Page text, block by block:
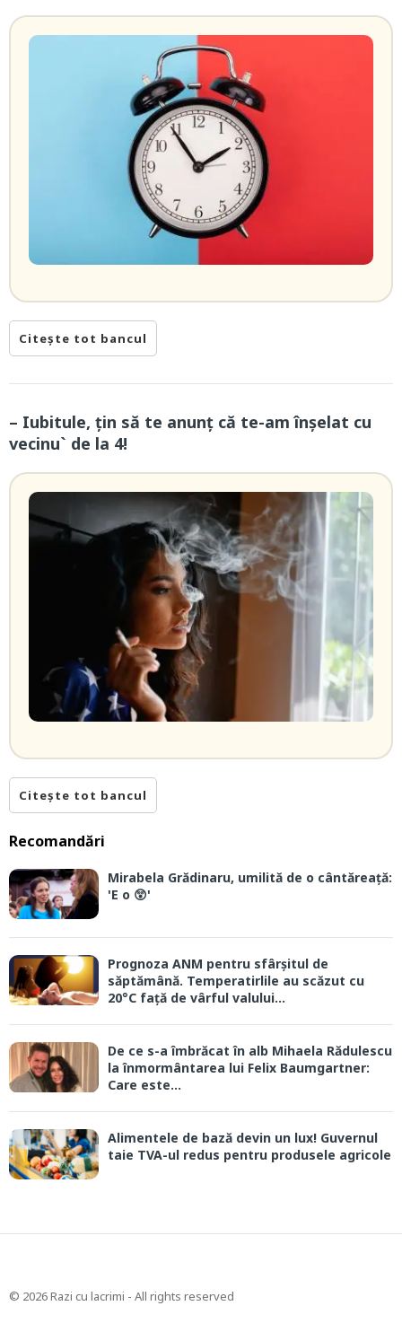
Citește tot bancul
– Iubitule, țin să te anunț că te-am înșelat cu
vecinu` de la 4!
Citește tot bancul
Recomandări
Mirabela Grădinaru, umilită de o cântăreață:
'E o 😲'
Prognoza ANM pentru sfârșitul de
săptămână. Temperatirlile au scăzut cu
20°C față de vârful valului...
De ce s-a îmbrăcat în alb Mihaela Rădulescu
la înmormântarea lui Felix Baumgartner:
Care este...
Alimentele de bază devin un lux! Guvernul
taie TVA-ul redus pentru produsele agricole
© 2026 Razi cu lacrimi - All rights reserved